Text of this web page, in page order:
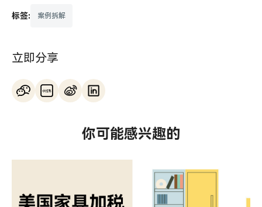
标签: 案例拆解
立即分享
你可能感兴趣的